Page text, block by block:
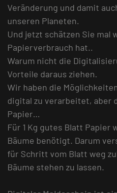
Veränderung und damit
unseren Planeten.
Und jetzt schätzen Sie mal
Papierverbrauch hat..
Warum nicht die
Vorteile daraus ziehen.
Wir haben die
digital zu verarbeitet, aber
Papier…
Für 1 Kg gutes Blatt Papier
Bäume benötigt. Darum
für Schritt vom Blatt weg
Bäume stehen zu lassen.